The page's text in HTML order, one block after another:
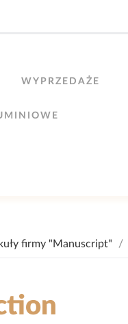
WYPRZEDAŻE
firmy "Manuscript"